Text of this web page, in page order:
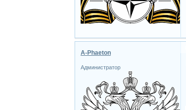
A-Phaeton
Администратор